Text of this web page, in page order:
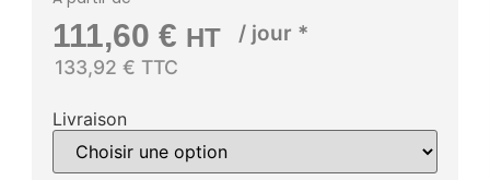
111,60€ HT / jour *
133,92 € TTC
Livraison